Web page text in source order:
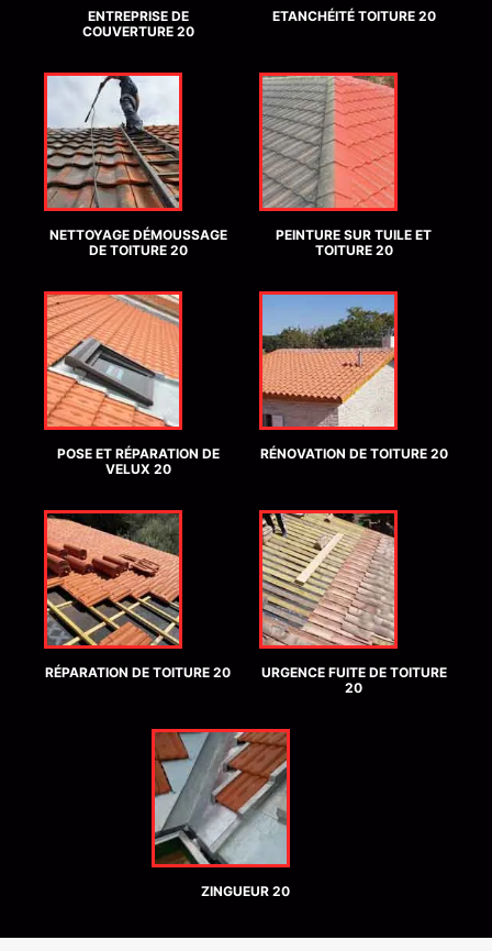
ENTREPRISE DE
COUVERTURE 20
ETANCHÉITÉ TOITURE 20
NETTOYAGE DÉMOUSSAGE
DE TOITURE 20
PEINTURE SUR TUILE ET
TOITURE 20
POSE ET RÉPARATION DE
VELUX 20
RÉNOVATION DE TOITURE 20
RÉPARATION DE TOITURE 20
URGENCE FUITE DE TOITURE
20
ZINGUEUR 20